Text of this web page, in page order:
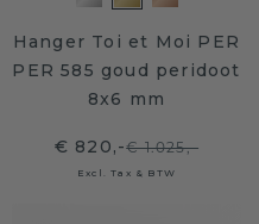
Hanger Toi et Moi PER
PER 585 goud peridoot
8x6 mm
€ 820,-€ 1.025,-
Excl. Tax & BTW